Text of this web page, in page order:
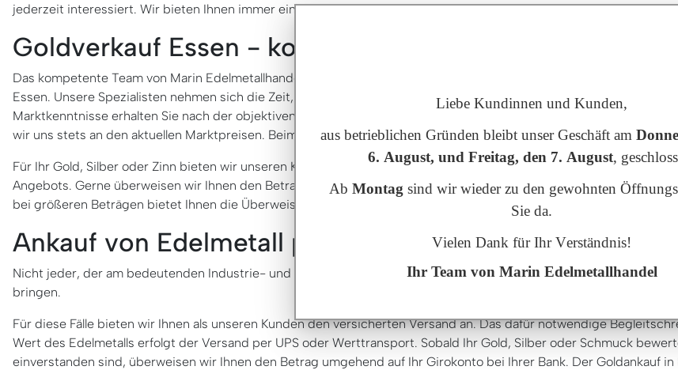
jederzeit interessiert. Wir bieten Ihnen immer einen fairen Ankaufspreis.
Goldverkauf Essen - kompetente Bewertung und faire
Das kompetente Team von Marin Edelmetallhandel in Bückeburg besteht aus erfahrenen Experten. Wir sind
Essen. Unsere Spezialisten nehmen sich die Zeit, Ihre Wertgegenstände aus Edelmetall sorgfältig und genau zu
Marktkenntnisse erhalten Sie nach der objektiven Bewertung umgehend ein attraktives Angebot. Beim An- und
wir uns stets an den aktuellen Marktpreisen. Beim Ankauf fallen keine Gebühren an und die Preise enthalten keine
Für Ihr Gold, Silber oder Zinn bieten wir unseren Kundinnen und Kunden in Essen den Barankauf zu aktuellen
Angebots. Gerne überweisen wir Ihnen den Betrag bei Bedarf auch per Echtzeitüberweisung auf das Girokonto
bei größeren Beträgen bietet Ihnen die Überweisung mehr Sicherheit.
Ankauf von Edelmetall per Versand - beim
Nicht jeder, der am bedeutenden Industrie- und Wirtschaftsstandort Essen wohnt, hat die Zeit, seine
bringen.
Für diese Fälle bieten wir Ihnen als unseren Kunden den versicherten Versand an. Das dafür notwendige
Wert des Edelmetalls erfolgt der Versand per UPS oder Werttransport. Sobald Ihr Gold, Silber oder Schmuck
einverstanden sind, überweisen wir Ihnen den Betrag umgehend auf Ihr Girokonto bei Ihrer Bank. Der Goldankauf
Liebe Kundinnen und Kunden,
aus betrieblichen Gründen bleibt unser Geschäft am
6. August, und Freitag, den 7. August,
Ab Montag sind wir wieder zu den gewohnten
Sie da.
Vielen Dank für Ihr Verständnis!
Ihr Team von Marin Edelmetallhandel